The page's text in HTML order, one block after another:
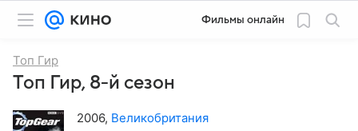
Фильмы онлайн
Топ Гир
Топ Гир, 8-й сезон
2006, Великобритания